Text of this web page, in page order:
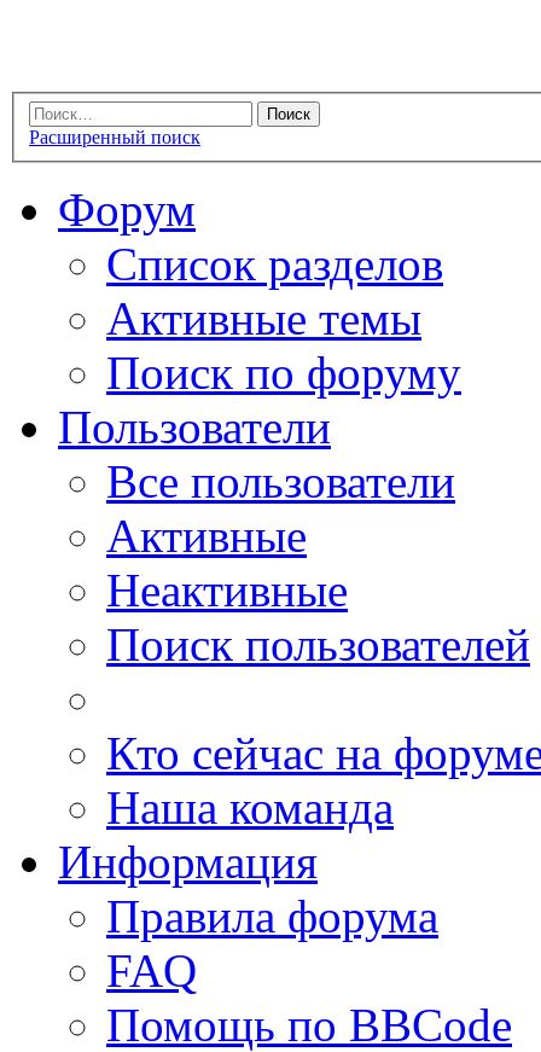
Расширенный поиск
Форум
Список разделов
Активные темы
Поиск по форуму
Пользователи
Все пользователи
Активные
Неактивные
Поиск пользователей
Кто сейчас на
Наша команда
Информация
Правила форума
FAQ
Помощь по BBCode